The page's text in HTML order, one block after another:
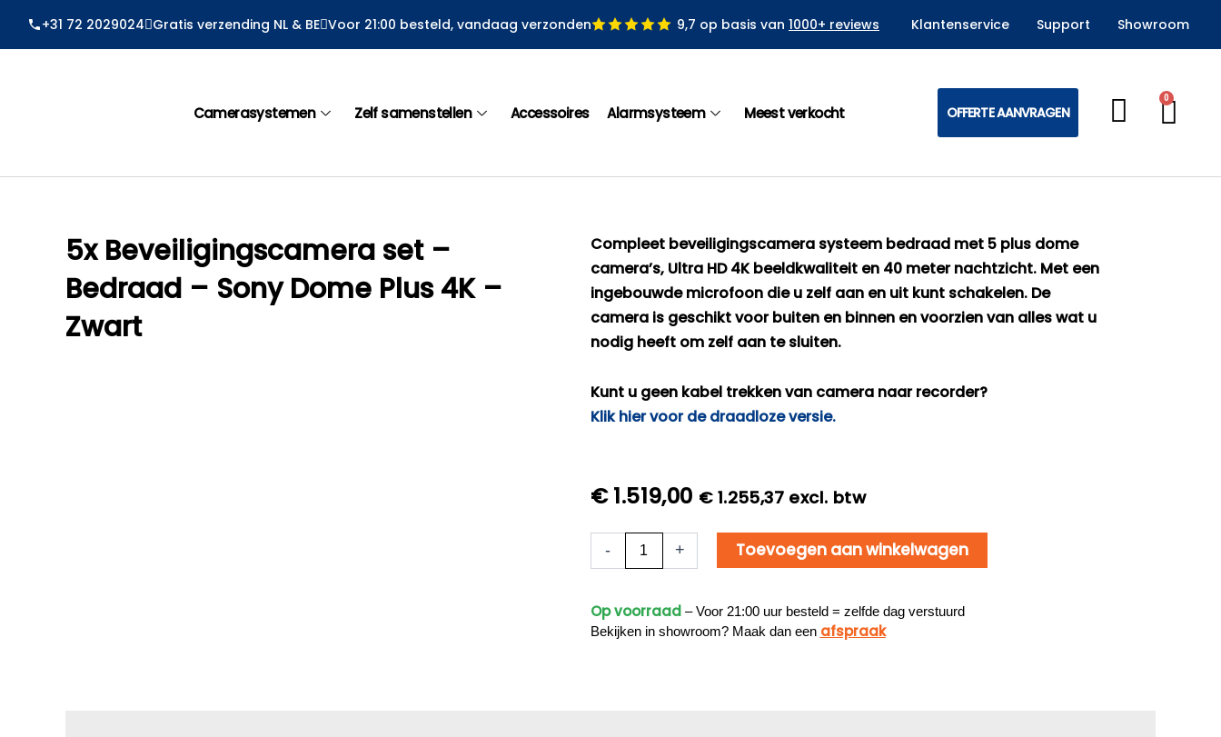
+31 72 2029024 Gratis verzending NL & BE Voor 21:00 besteld, vandaag verzonden 9,7 op basis van 1000+ reviews Klantenservice Support Showroom
Camerasystemen Zelf samenstellen Accessoires Alarmsysteem Meest verkocht OFFERTE AANVRAGEN
0
5x Beveiligingscamera set –
Bedraad – Sony Dome Plus 4K –
Zwart
Compleet beveiligingscamera systeem bedraad met 5 plus dome
camera’s, Ultra HD 4K beeldkwaliteit en 40 meter nachtzicht. Met een
ingebouwde microfoon die u zelf aan en uit kunt schakelen. De
camera is geschikt voor buiten en binnen en voorzien van alles wat u
nodig heeft om zelf aan te sluiten.
Kunt u geen kabel trekken van camera naar recorder?
Klik hier voor de draadloze versie.
€1.519,00 €1.255,37 excl. btw
-
Beveiligingscamera
Bedraad
–
+ Toevoegen aan winkelwagen
Op voorraad – Voor 21:00 uur besteld = zelfde dag verstuurd
Bekijken in showroom? Maak dan een afspraak